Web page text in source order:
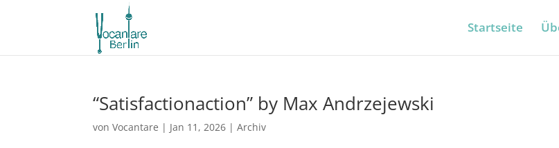
Startseite
“Satisfactionaction” by Max Andrzejewski
vonVocantare | Jan 11, 2026 |Archiv